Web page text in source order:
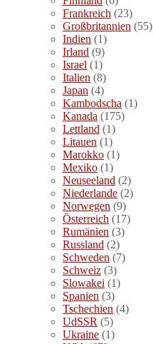
Frankreich (23)
Großbritannien (55)
Indien (1)
Irland (9)
Israel (1)
Italien (8)
Japan (4)
Kambodscha (1)
Kanada (175)
Lettland (1)
Litauen (1)
Marokko (1)
Mexiko (1)
Neuseeland (2)
Niederlande (2)
Norwegen (9)
Österreich (17)
Rumänien (3)
Russland (2)
Schweden (7)
Schweiz (3)
Slowakei (1)
Spanien (3)
Tschechien (4)
UdSSR (5)
Ukraine (1)